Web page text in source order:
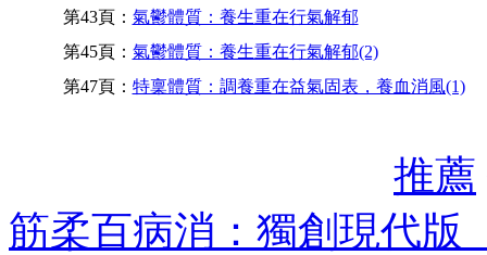
第43頁： 氣鬱體質：養生重在行氣解郁
第45頁： 氣鬱體質：養生重在行氣解郁(2)
第47頁： 特稟體質：調養重在益氣固表，養血消風(1)
推薦
筋柔百病消：獨創現代